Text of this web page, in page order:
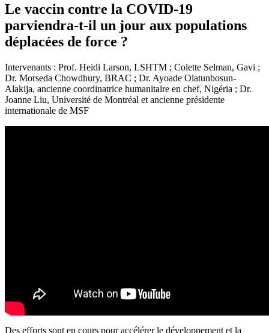
Le vaccin contre la COVID-19
parviendra-t-il un jour aux populations
déplacées de force ?
Intervenants : Prof. Heidi Larson, LSHTM ; Colette Selman, Gavi ;
Dr. Morseda Chowdhury, BRAC ; Dr. Ayoade Olatunbosun-
Alakija, ancienne coordinatrice humanitaire en chef, Nigéria ; Dr.
Joanne Liu, Université de Montréal et ancienne présidente
internationale de MSF
Des efforts sont en cours pour accélérer le développement et la